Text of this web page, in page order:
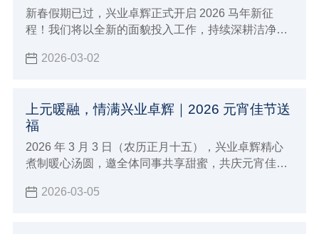
新春假期已过，兴业卓辉正式开启 2026 马年新征
程！我们将以全新的面貌投入工作，持续深耕洁净防
整体解决方案，携手共创佳绩！
2026-03-02
上元暖融，情满兴业卓辉｜2026 元宵佳节送
福
2026 年 3 月 3 日（农历正月十五），兴业卓辉精心
煮制暖心汤圆，邀全体同事共享甜蜜，共庆元宵佳
2026-03-05